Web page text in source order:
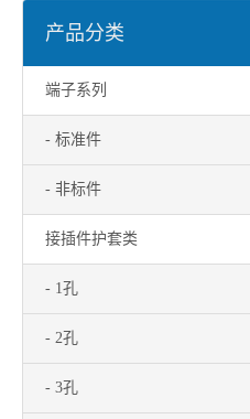
产品分类
端子系列
- 标准件
- 非标件
接插件护套类
- 1孔
- 2孔
- 3孔